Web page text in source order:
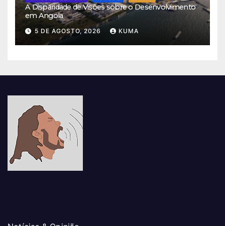
A Disparidade de Visões sobre o Desenvolvimento
em Angola
5 DE AGOSTO, 2026 KUMA